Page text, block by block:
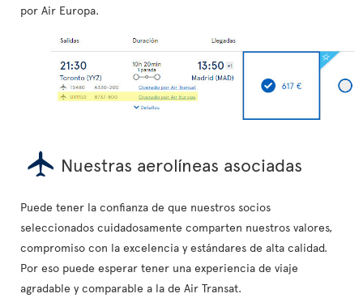
por Air Europa.
Nuestras aerolíneas asociadas
Puede tener la confianza de que nuestros socios
seleccionados cuidadosamente comparten nuestros valores,
compromiso con la excelencia y estándares de alta calidad.
Por eso puede esperar tener una experiencia de viaje
agradable y comparable a la de Air Transat.